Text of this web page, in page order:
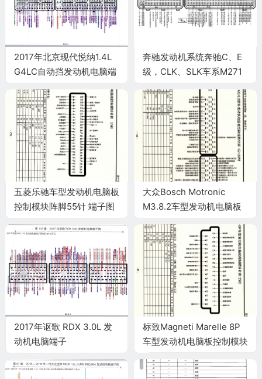
2017年北京现代悦纳1.4L
G4LC自动挡发动机电脑端
奔驰发动机系统奔驰C、E
级，CLK、SLK车系M271
58+96针端子
五菱乐驰车型发动机电脑板
控制模块阵脚55针 端子图
大众Bosch Motronic
M3.8.2车型发动机电脑板
子图
2017年讴歌 RDX 3.0L 发
动机电脑端子
标致Magneti Marelle 8P
车型发动机电脑板控制模块